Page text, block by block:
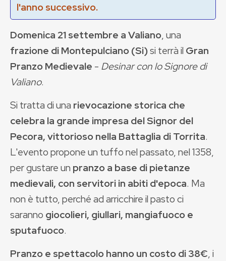
l'anno successivo.
Domenica 21 settembre a Valiano, una
frazione di Montepulciano (Si)si terrà il Gran
Pranzo Medievale - Desinar con lo Signore di
Valiano.
Si tratta di una rievocazione storica che
celebra la grande impresa del Signor del
Pecora, vittorioso nella Battaglia di Torrita.
L'evento propone un tuffo nel passato, nel 1358,
per gustare un pranzo a base di pietanze
medievali, con servitori in abiti d'epoca. Ma
non è tutto, perché ad arricchire il pasto ci
saranno giocolieri, giullari, mangiafuoco e
sputafuoco.
Pranzo e spettacolo hanno un costo di 38€, i